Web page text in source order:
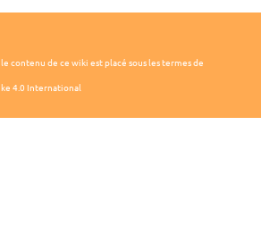
contenu de ce wiki est placé sous les termes de
4.0 International